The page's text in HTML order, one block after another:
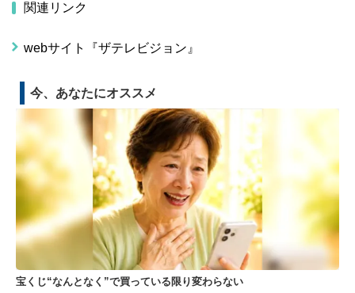
関連リンク
webサイト『ザテレビジョン』
今、あなたにオススメ
宝くじ“なんとなく”で買っている限り変わらない